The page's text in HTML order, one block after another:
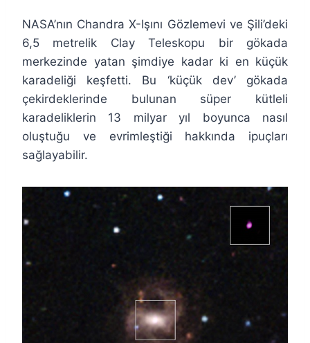
Özyar
NASA’nın Chandra X-Işını Gözlemevi ve Şili’deki
6,5 metrelik Clay Teleskopu bir gökada
merkezinde yatan şimdiye kadar ki en küçük
karadeliği keşfetti. Bu ‘küçük dev’ gökada
çekirdeklerinde bulunan süper kütleli
karadeliklerin 13 milyar yıl boyunca nasıl
oluştuğu ve evrimleştiği hakkında ipuçları
sağlayabilir.